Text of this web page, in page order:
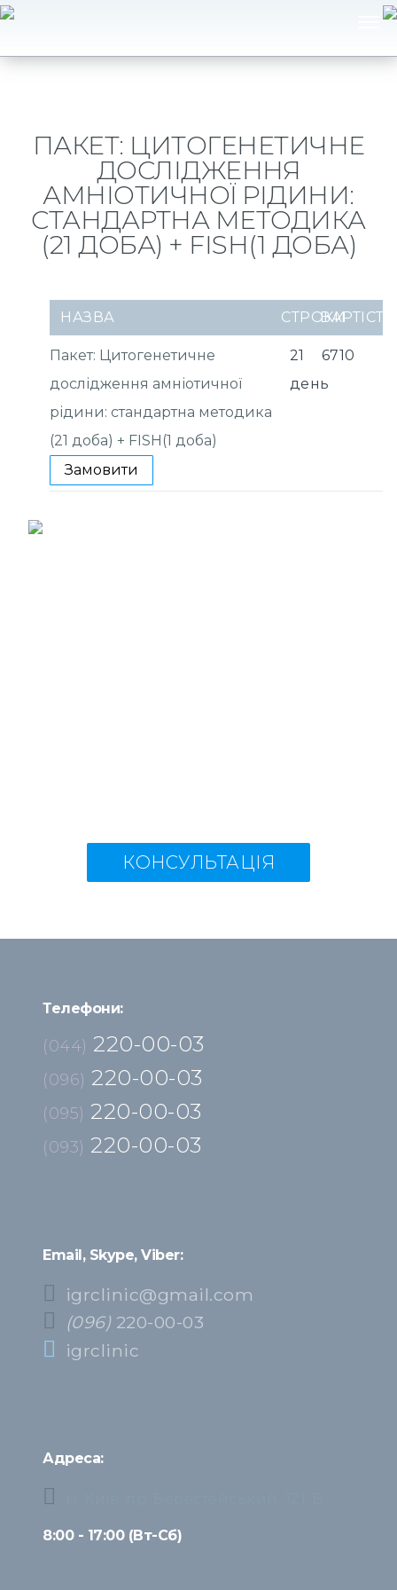
ПАКЕТ: ЦИТОГЕНЕТИЧНЕ
ДОСЛІДЖЕННЯ
АМНІОТИЧНОЇ РІДИНИ:
СТАНДАРТНА МЕТОДИКА
(21 ДОБА) + FISH(1 ДОБА)
НАЗВА СТРОКИВАРТІСТЬ
Пакет: Цитогенетичне
дослідження амніотичної
рідини: стандартна методика
(21 доба) + FISH(1 доба)
21
день
6710
Замовити
КОНСУЛЬТАЦІЯ
Телефони:
(044) 220-00-03
(096) 220-00-03
(095) 220-00-03
(093) 220-00-03
Email, Skype, Viber:
igrclinic@gmail.com
(096) 220-00-03
igrclinic
Адреса:
8:00 - 17:00 (Вт-Сб)